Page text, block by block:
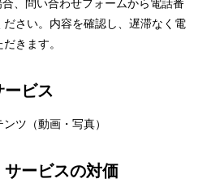
、問い合わせフォームから電話番
さい。内容を確認し、遅滞なく電
きます。
ービス
ツ（動画・写真）
ービスの対価